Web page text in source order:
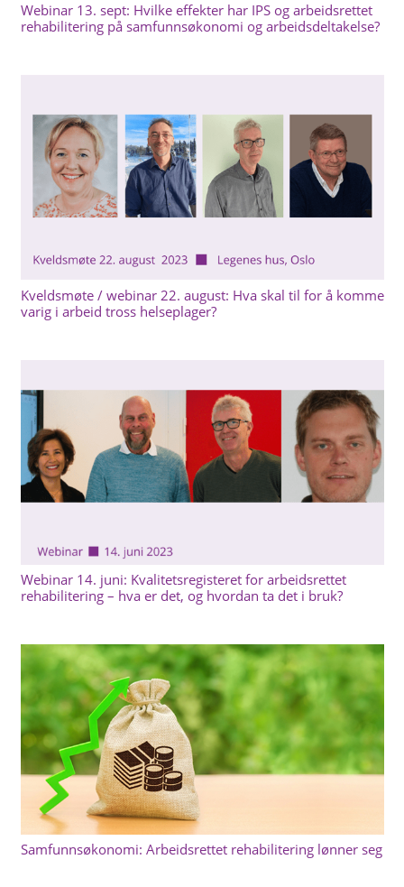
Webinar 13. sept: Hvilke effekter har IPS og arbeidsrettet
rehabilitering på samfunnsøkonomi og arbeidsdeltakelse?
Kveldsmøte / webinar 22. august: Hva skal til for å komme
varig i arbeid tross helseplager?
Webinar 14. juni: Kvalitetsregisteret for arbeidsrettet
rehabilitering – hva er det, og hvordan ta det i bruk?
Samfunnsøkonomi: Arbeidsrettet rehabilitering lønner seg